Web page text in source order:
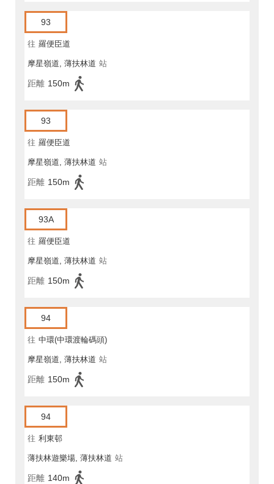
93
往 羅便臣道
摩星嶺道, 薄扶林道 站
距離 150m
93
往 羅便臣道
摩星嶺道, 薄扶林道 站
距離 150m
93A
往 羅便臣道
摩星嶺道, 薄扶林道 站
距離 150m
94
往 中環(中環渡輪碼頭)
摩星嶺道, 薄扶林道 站
距離 150m
94
往 利東邨
薄扶林遊樂場, 薄扶林道 站
距離 140m